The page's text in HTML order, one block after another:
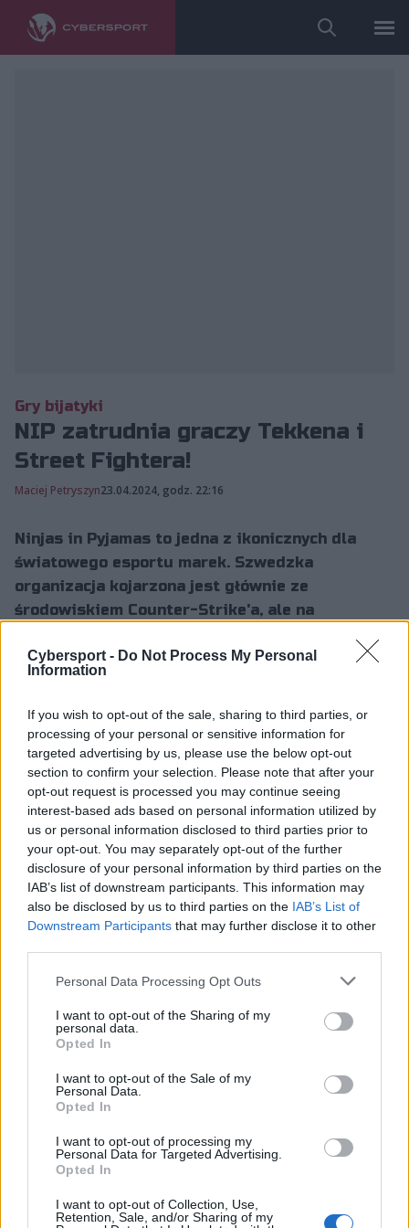
Cybersport - Do Not Process My Personal
Information
If you wish to opt-out of the sale, sharing to third parties, or
processing of your personal or sensitive information for
targeted advertising by us, please use the below opt-out
section to confirm your selection. Please note that after your
opt-out request is processed you may continue seeing
interest-based ads based on personal information utilized by
us or personal information disclosed to third parties prior to
your opt-out. You may separately opt-out of the further
disclosure of your personal information by third parties on the
IAB’s list of downstream participants. This information may
also be disclosed by us to third parties on the IAB’s List of
Downstream Participants that may further disclose it to other
Personal Data Processing Opt Outs
I want to opt-out of the Sharing of my
personal data.
Opted In
I want to opt-out of the Sale of my
Personal Data.
Opted In
I want to opt-out of processing my
Personal Data for Targeted Advertising.
Opted In
I want to opt-out of Collection, Use,
Retention, Sale, and/or Sharing of my
Gry bijatyki
NIP zatrudnia graczy Tekkena i
Street Fightera!
Maciej Petryszyn23.04.2024, godz. 22:16
Ninjas in Pyjamas to jedna z ikonicznych dla
światowego esportu marek. Szwedzka
organizacja kojarzona jest głównie ze
środowiskiem Counter-Strike'a, ale na
również od innych produkcji.
NIP stawia na Tekkena i Street
Fightera
Tym razem NIP postawił jednak na zaskakujący
kierunek. Włodarze ogłosili bowiem wejście na rynek
gier-bijatyk, angażując graczy z takich produkcji, jak
Tekken i Street Fighter. –Zawsze skupialiśmy się na
przekraczaniu granic i podejmowaniu nowych wyzwań.
Społeczność gier-bijatyk reprezentuje tętniący życiem i
oddany zakątek esportowego świata, a my jesteśmy
portfolio, ale także odzwierciedla nasze zaangażowanie
w to, by pozostać w czołówce rywalizacyjnego gamingu
– zapewnił woficjalnym oświadczeniu
Hicham Chahine,
dyrektor generalny Ninjas in Pyjamas.
CZYTAJ TEŻ:W wieku 35 lat zmarł BrolyLegs. Mimo
niepełnosprawności grał profesjonalnie w Street
Fightera
Jednym z graczy, którzy od teraz reprezentować będą
prawdziwy weteran, który na scenie obecny jest od